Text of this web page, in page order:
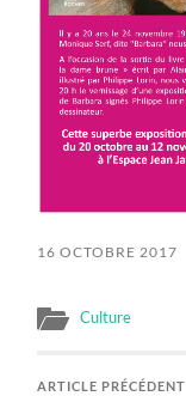
16 OCTOBRE 2017
Culture
ARTICLE PRÉCÉDENT